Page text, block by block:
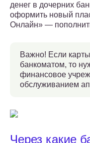
денег в дочерних
оформить новый
Онлайн» —
Важно! Если
банкоматом, то
финансовое
обслуживанием
Через какие